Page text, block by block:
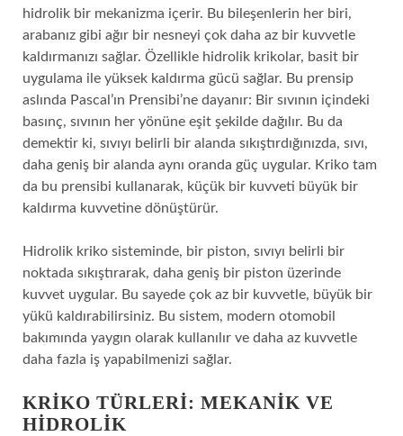
hidrolik bir mekanizma içerir. Bu bileşenlerin her biri,
arabanız gibi ağır bir nesneyi çok daha az bir kuvvetle
kaldırmanızı sağlar. Özellikle hidrolik krikolar, basit bir
uygulama ile yüksek kaldırma gücü sağlar. Bu prensip
aslında Pascal’ın Prensibi’ne dayanır: Bir sıvının içindeki
basınç, sıvının her yönüne eşit şekilde dağılır. Bu da
demektir ki, sıvıyı belirli bir alanda sıkıştırdığınızda, sıvı,
daha geniş bir alanda aynı oranda güç uygular. Kriko tam
da bu prensibi kullanarak, küçük bir kuvveti büyük bir
kaldırma kuvvetine dönüştürür.
Hidrolik kriko sisteminde, bir piston, sıvıyı belirli bir
noktada sıkıştırarak, daha geniş bir piston üzerinde
kuvvet uygular. Bu sayede çok az bir kuvvetle, büyük bir
yükü kaldırabilirsiniz. Bu sistem, modern otomobil
bakımında yaygın olarak kullanılır ve daha az kuvvetle
daha fazla iş yapabilmenizi sağlar.
KRIKO TÜRLERI: MEKANIK VE
HIDROLIK